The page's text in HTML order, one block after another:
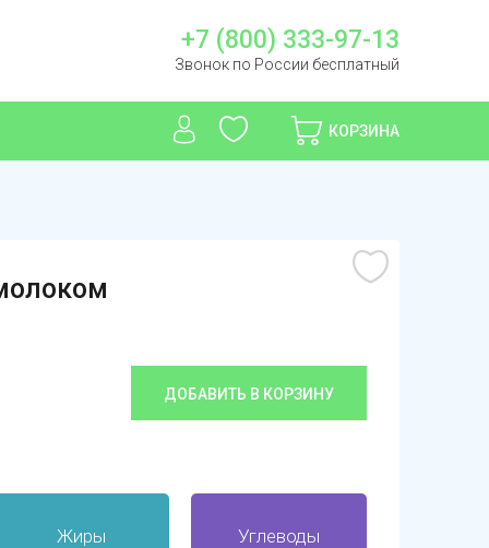
+7 (800) 333-97-13
Звонок по России бесплатный
КОРЗИНА
ДОБАВИТЬ В КОРЗИНУ
Жиры Углеводы